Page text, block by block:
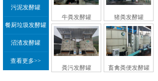
污泥发酵罐
餐厨垃圾发酵罐
沼渣发酵罐
查看更多>>
牛粪发酵罐 猪粪发酵罐
粪污发酵罐 畜禽粪便发酵罐